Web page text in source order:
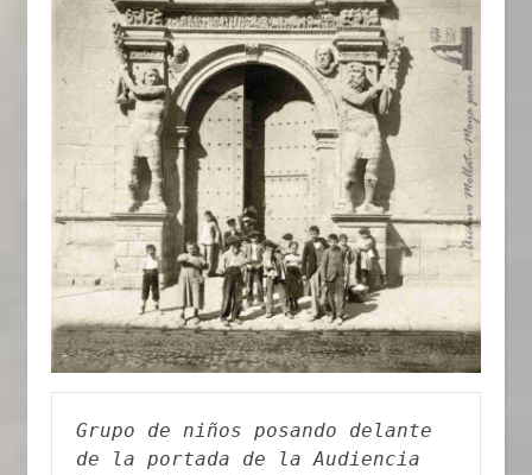
Grupo de niños posando delante
de la portada de la Audiencia